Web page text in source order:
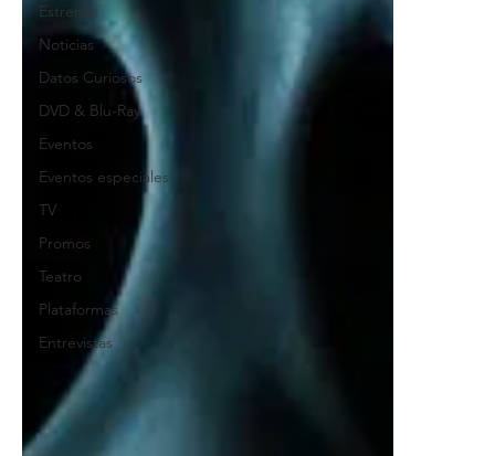
Estrenos
Noticias
Datos Curiosos
DVD & Blu-Ray
Eventos
Eventos especiales
TV
Promos
Teatro
Plataformas
Entrevistas